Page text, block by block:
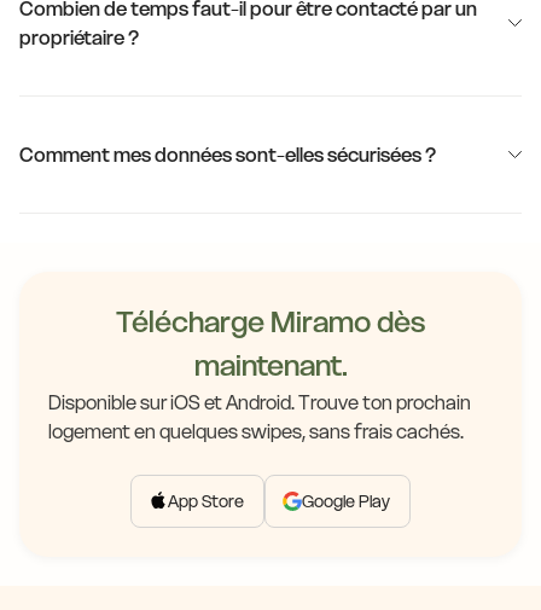
Combien de temps faut-il pour être contacté par un
propriétaire ?
Comment mes données sont-elles sécurisées ?
Télécharge Miramo dès
maintenant.
Disponible sur iOS et Android. Trouve ton prochain
logement en quelques swipes, sans frais cachés.
App Store Google Play